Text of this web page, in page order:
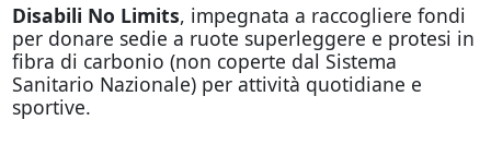
Disabili No Limits, impegnata a raccogliere fondi
per donare sedie a ruote superleggere e protesi in
fibra di carbonio (non coperte dal Sistema
Sanitario Nazionale) per attività quotidiane e
sportive.